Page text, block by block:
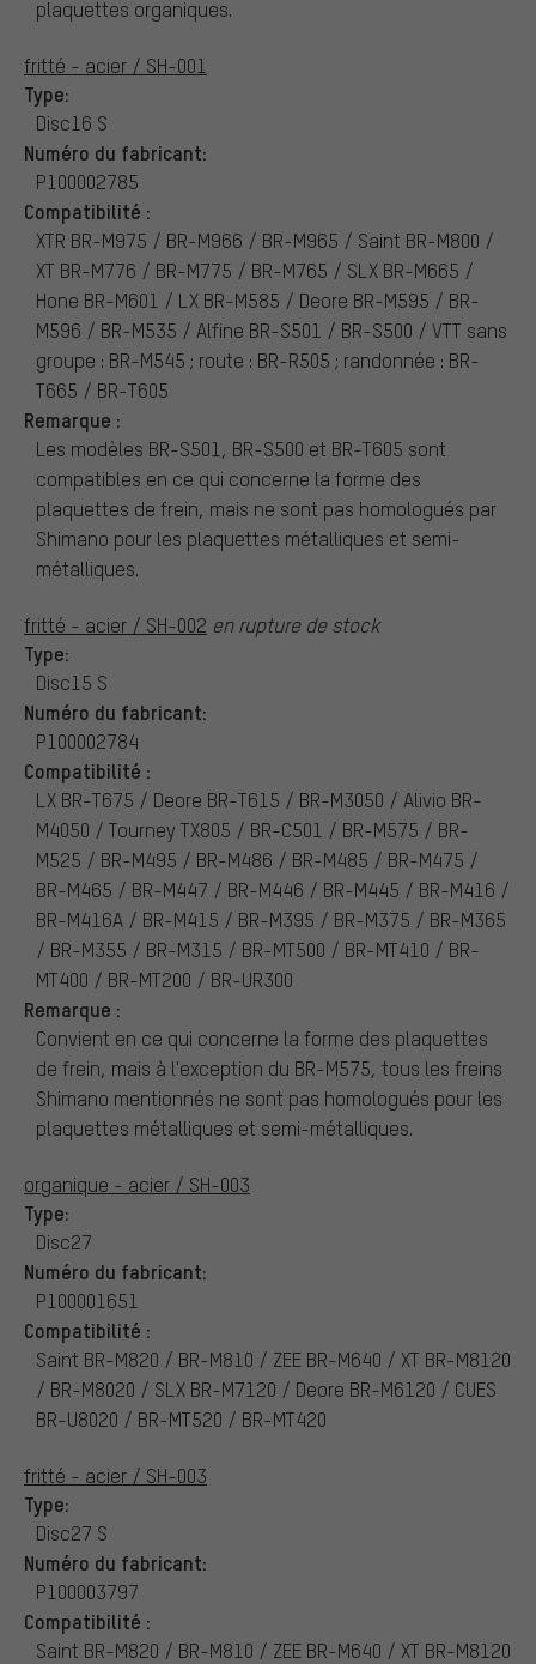
plaquettes organiques.
fritté - acier / SH-001
Type:
Disc16 S
Numéro du fabricant:
P100002785
Compatibilité :
XTR BR-M975 / BR-M966 / BR-M965 / Saint BR-M800 /
XT BR-M776 / BR-M775 / BR-M765 / SLX BR-M665 /
Hone BR-M601 / LX BR-M585 / Deore BR-M595 / BR-
M596 / BR-M535 / Alfine BR-S501 / BR-S500 / VTT sans
groupe : BR-M545 ; route : BR-R505 ; randonnée : BR-
T665 / BR-T605
Remarque :
Les modèles BR-S501, BR-S500 et BR-T605 sont
compatibles en ce qui concerne la forme des
plaquettes de frein, mais ne sont pas homologués par
Shimano pour les plaquettes métalliques et semi-
métalliques.
fritté - acier / SH-002 en rupture de stock
Type:
Disc15 S
Numéro du fabricant:
P100002784
Compatibilité :
LX BR-T675 / Deore BR-T615 / BR-M3050 / Alivio BR-
M4050 / Tourney TX805 / BR-C501 / BR-M575 / BR-
M525 / BR-M495 / BR-M486 / BR-M485 / BR-M475 /
BR-M465 / BR-M447 / BR-M446 / BR-M445 / BR-M416 /
BR-M416A / BR-M415 / BR-M395 / BR-M375 / BR-M365
/ BR-M355 / BR-M315 / BR-MT500 / BR-MT410 / BR-
MT400 / BR-MT200 / BR-UR300
Remarque :
Convient en ce qui concerne la forme des plaquettes
de frein, mais à l'exception du BR-M575, tous les freins
Shimano mentionnés ne sont pas homologués pour les
plaquettes métalliques et semi-métalliques.
organique - acier / SH-003
Type:
Disc27
Numéro du fabricant:
P100001651
Compatibilité :
Saint BR-M820 / BR-M810 / ZEE BR-M640 / XT BR-M8120
/ BR-M8020 / SLX BR-M7120 / Deore BR-M6120 / CUES
BR-U8020 / BR-MT520 / BR-MT420
fritté - acier / SH-003
Type:
Disc27 S
Numéro du fabricant:
P100003797
Compatibilité :
Saint BR-M820 / BR-M810 / ZEE BR-M640 / XT BR-M8120